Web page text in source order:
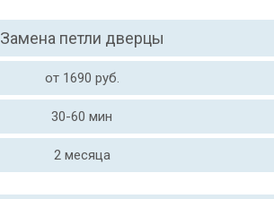
Замена петли дверцы
от 1690 руб.
30-60 мин
2 месяца